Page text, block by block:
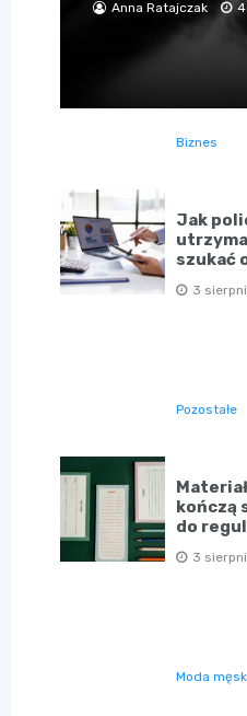
Anna Ratajczak
Biznes
Jak
szukać
3
Pozostałe
kończą
do
3
Moda